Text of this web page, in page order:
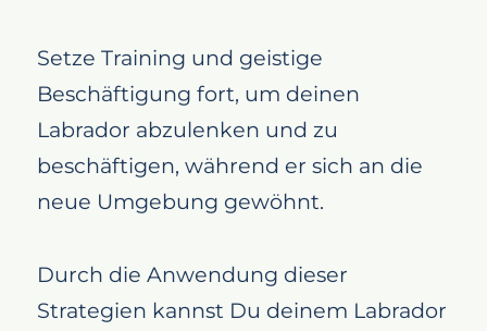
Setze Training und geistige
Beschäftigung fort, um deinen
Labrador abzulenken und zu
beschäftigen, während er sich an die
neue Umgebung gewöhnt.
Durch die Anwendung dieser
Strategien kannst Du deinem Labrador